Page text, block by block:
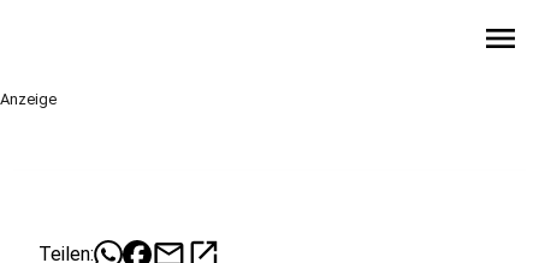
menu
Anzeige
Teilen: mailopen_in_new